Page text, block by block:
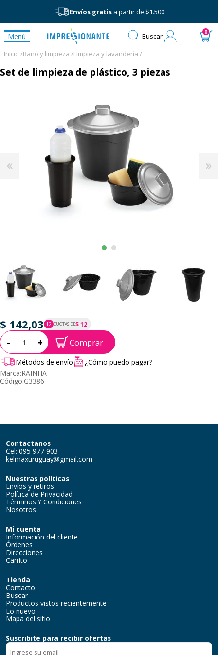
Envíos gratisa partir de $1.500
Menú Buscar 0
Inicio /Baño y limpieza /Limpieza y lavandería /
Set de limpieza de plástico, 3 piezas
$ 142,03 12 CUOTAS DE$ 12
P.T.F. $ 142
Cantidad:
- + Comprar
Métodos de envío
¿Cómo puedo pagar?
Marca:RAINHA
Código:G3386
Contactanos
Cel: 095 977 903
kelmaxuruguay@gmail.com
Nuestras políticas
Envíos y retiros
Política de Privacidad
Términos Y Condiciones
Nosotros
Mi cuenta
Información del cliente
Órdenes
Direcciones
Carrito
Tienda
Contacto
Buscar
Productos vistos recientemente
Lo nuevo
Mapa del sitio
Suscribite para recibir ofertas